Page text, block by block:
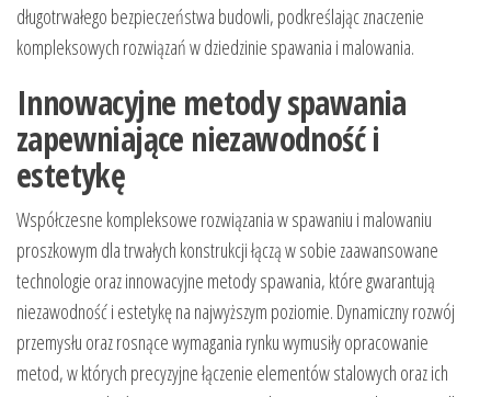
długotrwałego bezpieczeństwa budowli, podkreślając znaczenie
kompleksowych rozwiązań w dziedzinie spawania i malowania.
Innowacyjne metody spawania
zapewniające niezawodność i
estetykę
Współczesne kompleksowe rozwiązania w spawaniu i malowaniu
proszkowym dla trwałych konstrukcji łączą w sobie zaawansowane
technologie oraz innowacyjne metody spawania, które gwarantują
niezawodność i estetykę na najwyższym poziomie. Dynamiczny rozwój
przemysłu oraz rosnące wymagania rynku wymusiły opracowanie
metod, w których precyzyjne łączenie elementów stalowych oraz ich